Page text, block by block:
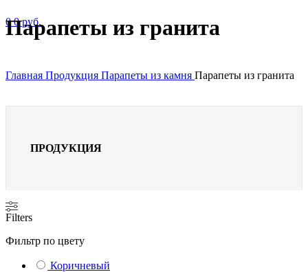
00руб.
Парапеты из гранита
Главная Продукция Парапеты из камня Парапеты из гранита
ПРОДУКЦИЯ
Filters
Фильтр по цвету
Коричневый